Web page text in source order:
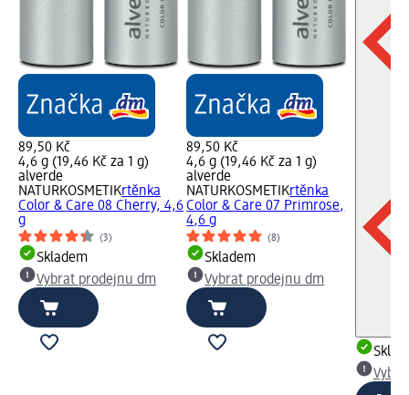
89,50 Kč
4,6 g (19,46 Kč za 1 g)
alverde
NATURKOSMETIKrtěnka
Color & Care 08 Cherry, 4,6
g
(3)
Skladem
Vybrat prodejnu dm
89,50 Kč
4,6 g (19,46 Kč za 1 g)
alverde
NATURKOSMETIKrtěnka
Color & Care 07 Primrose,
4,6 g
(8)
Skladem
Vybrat prodejnu dm